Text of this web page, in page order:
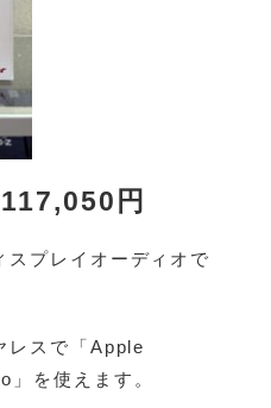
円
スプレイオーディオで
レスで「Apple
を使えます。